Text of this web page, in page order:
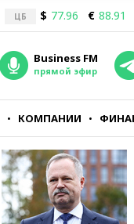
ЦБ $ 77.96 € 88.91
Business FM
прямой эфир
КОМПАНИИ